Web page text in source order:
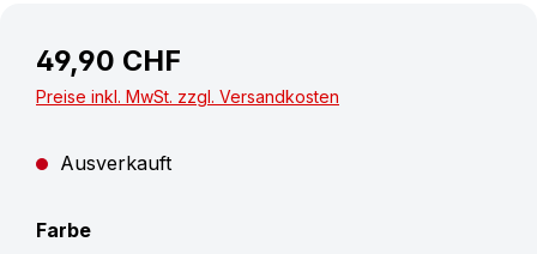
49,90 CHF
Preise inkl. MwSt. zzgl. Versandkosten
Ausverkauft
Farbeauswählen